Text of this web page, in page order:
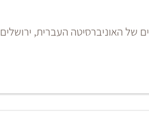
של האוניברסיטה העברית, ירושלים